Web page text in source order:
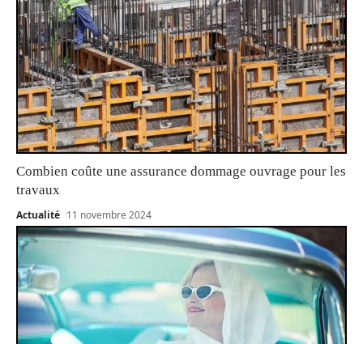
Combien coûte une assurance dommage ouvrage pour les
travaux
Actualité 11 novembre 2024